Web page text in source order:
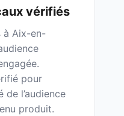
vérifiés
à Aix-en-
pour
de l’audience
produit.